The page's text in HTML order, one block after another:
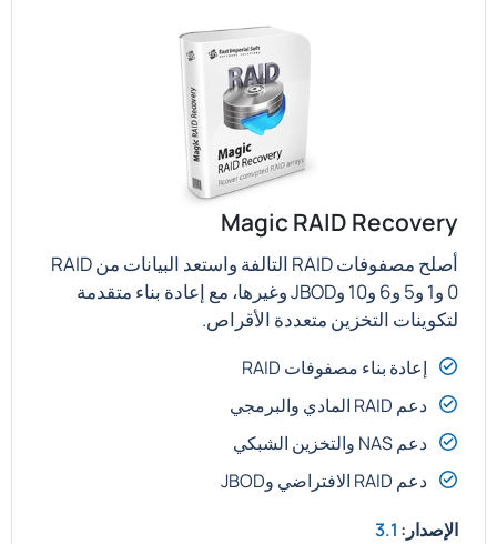
Magic RAID Recovery
أصلح مصفوفات RAID التالفة واستعد البيانات من RAID
0 و1 و5 و6 و10 وJBOD وغيرها، مع إعادة بناء متقدمة
لتكوينات التخزين متعددة الأقراص.
إعادة بناء مصفوفات RAID
دعم RAID المادي والبرمجي
دعم NAS والتخزين الشبكي
دعم RAID الافتراضي وJBOD
الإصدار: 3.1